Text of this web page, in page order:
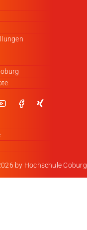
by Hochschule Coburg